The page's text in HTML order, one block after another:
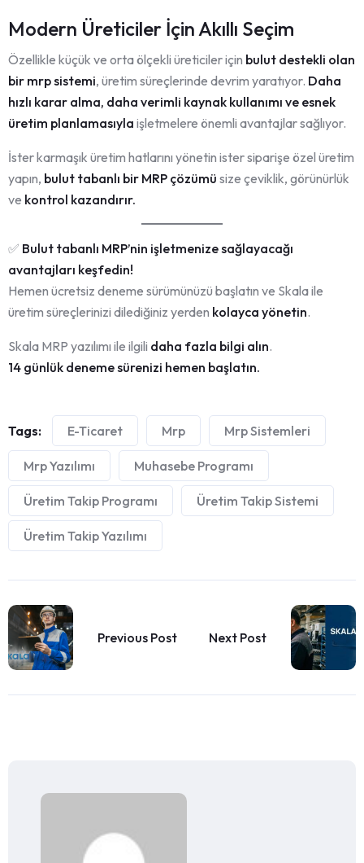
Modern Üreticiler İçin Akıllı Seçim
Özellikle küçük ve orta ölçekli üreticiler için bulut destekli olan
bir mrp sistemi, üretim süreçlerinde devrim yaratıyor. Daha
hızlı karar alma, daha verimli kaynak kullanımı ve esnek
üretim planlamasıyla işletmelere önemli avantajlar sağlıyor.
İster karmaşık üretim hatlarını yönetin ister siparişe özel üretim
yapın, bulut tabanlı bir MRP çözümü size çeviklik, görünürlük
ve kontrol kazandırır.
✅ Bulut tabanlı MRP’nin işletmenize sağlayacağı
avantajları keşfedin!
Hemen ücretsiz deneme sürümünüzü başlatın ve Skala ile
üretim süreçlerinizi dilediğiniz yerden kolayca yönetin.
Skala MRP yazılımı ile ilgili daha fazla bilgi alın.
14 günlük deneme sürenizi hemen başlatın.
Tags: E-Ticaret Mrp Mrp Sistemleri
Mrp Yazılımı Muhasebe Programı
Üretim Takip Programı Üretim Takip Sistemi
Üretim Takip Yazılımı
Previous Post Next Post